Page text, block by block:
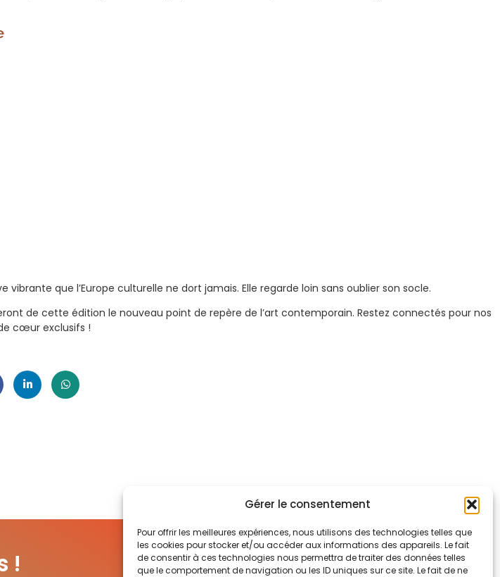
Gérer le consentement
Pour offrir les meilleures expériences, nous utilisons des technologies telles que
les cookies pour stocker et/ou accéder aux informations des appareils. Le fait
de consentir à ces technologies nous permettra de traiter des données telles
que le comportement de navigation ou les ID uniques sur ce site. Le fait de ne
vibrante que l’Europe culturelle ne dort jamais. Elle regarde loin sans oublier son socle.
de cette édition le nouveau point de repère de l’art contemporain. Restez connectés pour nos
cœur exclusifs !
!